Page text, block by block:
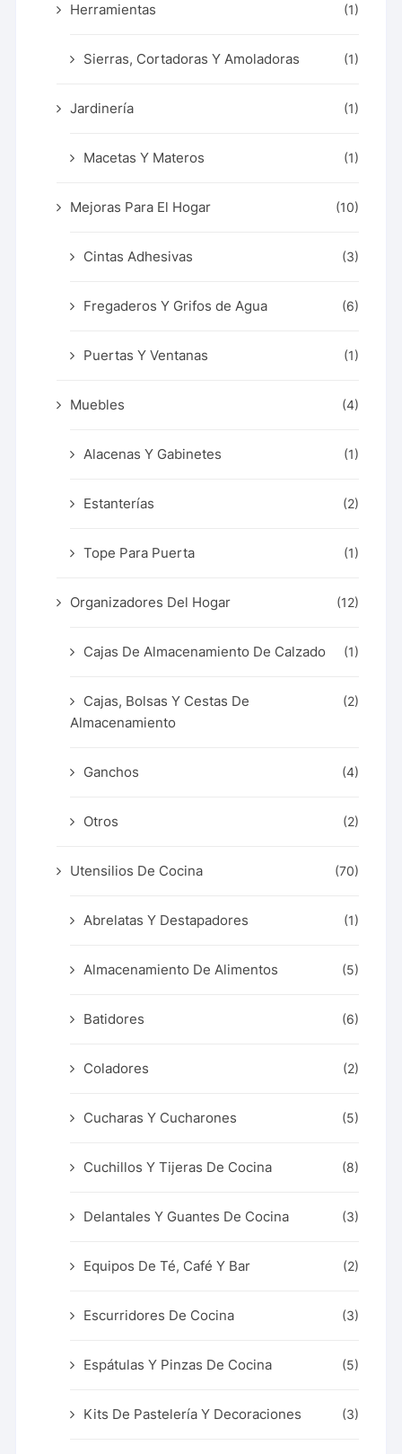
Herramientas (1)
Sierras, Cortadoras Y Amoladoras (1)
Jardinería (1)
Macetas Y Materos (1)
Mejoras Para El Hogar (10)
Cintas Adhesivas (3)
Fregaderos Y Grifos de Agua (6)
Puertas Y Ventanas (1)
Muebles (4)
Alacenas Y Gabinetes (1)
Estanterías (2)
Tope Para Puerta (1)
Organizadores Del Hogar (12)
Cajas De Almacenamiento De Calzado (1)
Cajas, Bolsas Y Cestas De
Almacenamiento
(2)
Ganchos (4)
Otros (2)
Utensilios De Cocina (70)
Abrelatas Y Destapadores (1)
Almacenamiento De Alimentos (5)
Batidores (6)
Coladores (2)
Cucharas Y Cucharones (5)
Cuchillos Y Tijeras De Cocina (8)
Delantales Y Guantes De Cocina (3)
Equipos De Té, Café Y Bar (2)
Escurridores De Cocina (3)
Espátulas Y Pinzas De Cocina (5)
Kits De Pastelería Y Decoraciones (3)